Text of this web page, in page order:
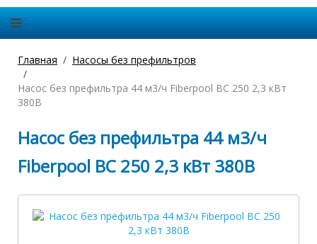
Главная Насосы без префильтров
Насос без префильтра 44 м3/ч Fiberpool BC 250 2,3 кВт
380В
Насос без префильтра 44 м3/ч
Fiberpool BC 250 2,3 кВт 380В